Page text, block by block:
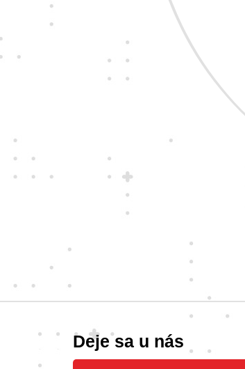
Deje sa u nás